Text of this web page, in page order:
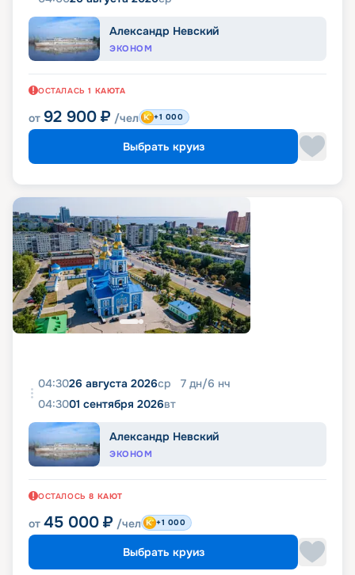
Александр Невский
ЭКОНОМ
ОСТАЛАСЬ 1 КАЮТА
от 92 900 ₽ /чел +1 000
Выбрать круиз
04:3026 августа 2026ср 7 дн/6 нч
04:3001 сентября 2026вт
Александр Невский
ЭКОНОМ
ОСТАЛОСЬ 8 КАЮТ
от 45 000 ₽ /чел +1 000
Выбрать круиз